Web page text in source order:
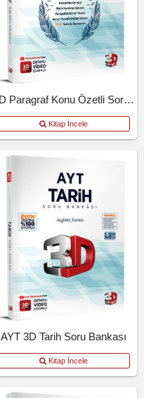
3D Paragraf Konu Özetli Soru Bankası
Kitap İncele
AYT 3D Tarih Soru Bankası
Kitap İncele